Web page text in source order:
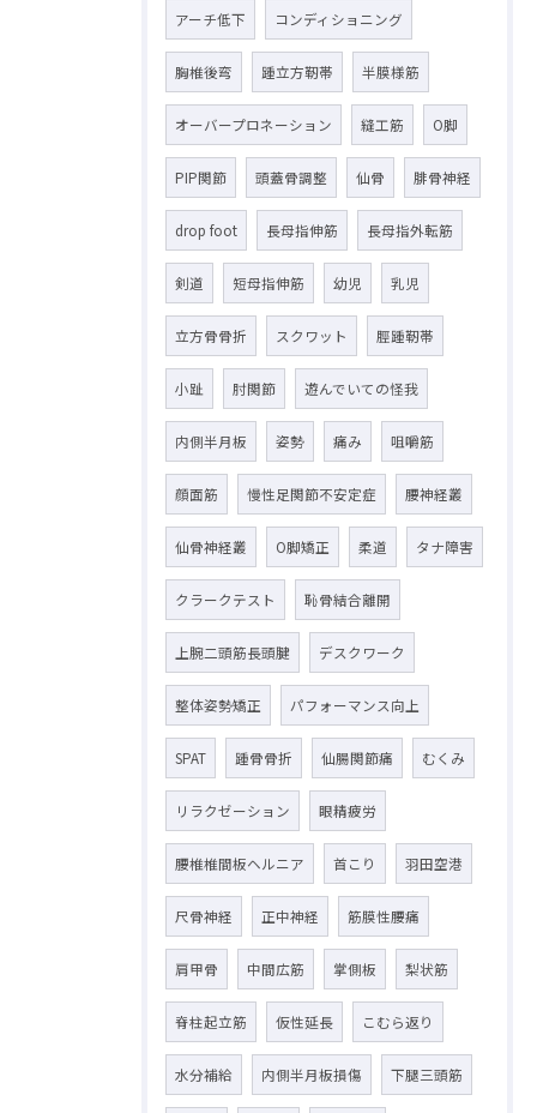
アーチ低下 コンディショニング
胸椎後弯 踵立方靭帯 半膜様筋
オーバープロネーション 縫工筋 O脚
PIP関節 頭蓋骨調整 仙骨 腓骨神経
drop foot 長母指伸筋 長母指外転筋
剣道 短母指伸筋 幼児 乳児
立方骨骨折 スクワット 脛踵靭帯
小趾 肘関節 遊んでいての怪我
内側半月板 姿勢 痛み 咀嚼筋
顔面筋 慢性足関節不安定症 腰神経叢
仙骨神経叢 O脚矯正 柔道 タナ障害
クラークテスト 恥骨結合離開
上腕二頭筋長頭腱 デスクワーク
整体姿勢矯正 パフォーマンス向上
SPAT 踵骨骨折 仙腸関節痛 むくみ
リラクゼーション 眼精疲労
腰椎椎間板ヘルニア 首こり 羽田空港
尺骨神経 正中神経 筋膜性腰痛
肩甲骨 中間広筋 掌側板 梨状筋
脊柱起立筋 仮性延長 こむら返り
水分補給 内側半月板損傷 下腿三頭筋